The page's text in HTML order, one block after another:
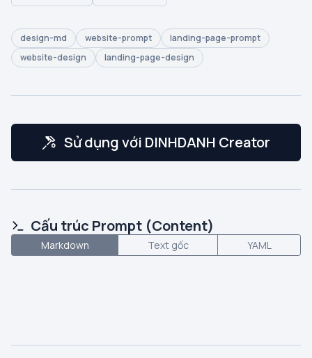
design-md website-prompt
landing-page-prompt
website-design
landing-page-design
Sử dụng với DINHDANH Creator
Cấu trúc Prompt (Content)
Markdown Text gốc YAML